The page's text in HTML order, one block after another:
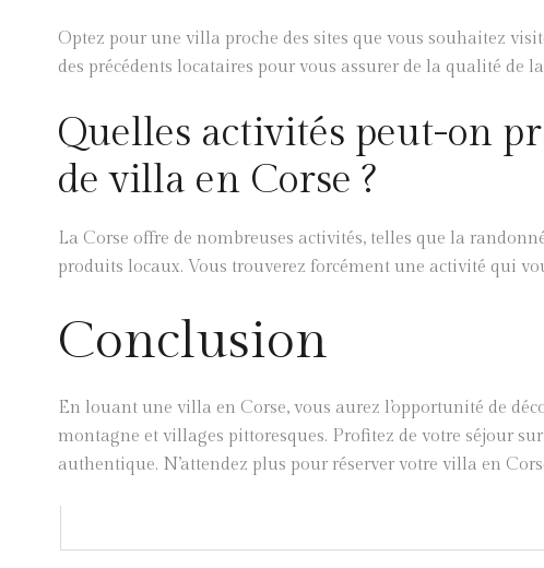
Optez pour une villa proche des sites que vous souhaitez
des précédents locataires pour vous assurer de la qualité de
Quelles activités peut-on
de villa en Corse ?
La Corse offre de nombreuses activités, telles que la
produits locaux. Vous trouverez forcément une activité qui
Conclusion
En louant une villa en Corse, vous aurez l’opportunité de
montagne et villages pittoresques. Profitez de votre séjour
authentique. N’attendez plus pour réserver votre villa en